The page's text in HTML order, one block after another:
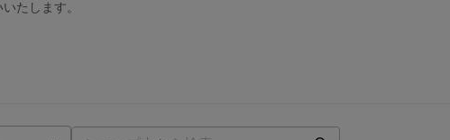
たします。